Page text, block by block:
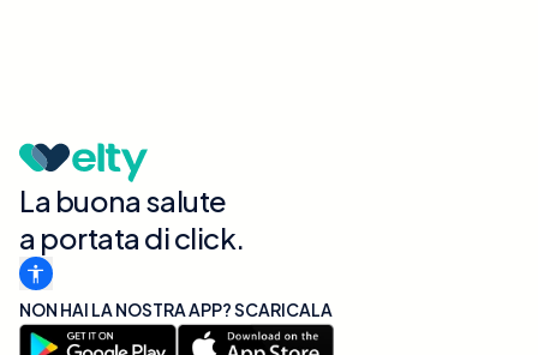
La buona salute
a portata di click.
NON HAI LA NOSTRA APP? SCARICALA